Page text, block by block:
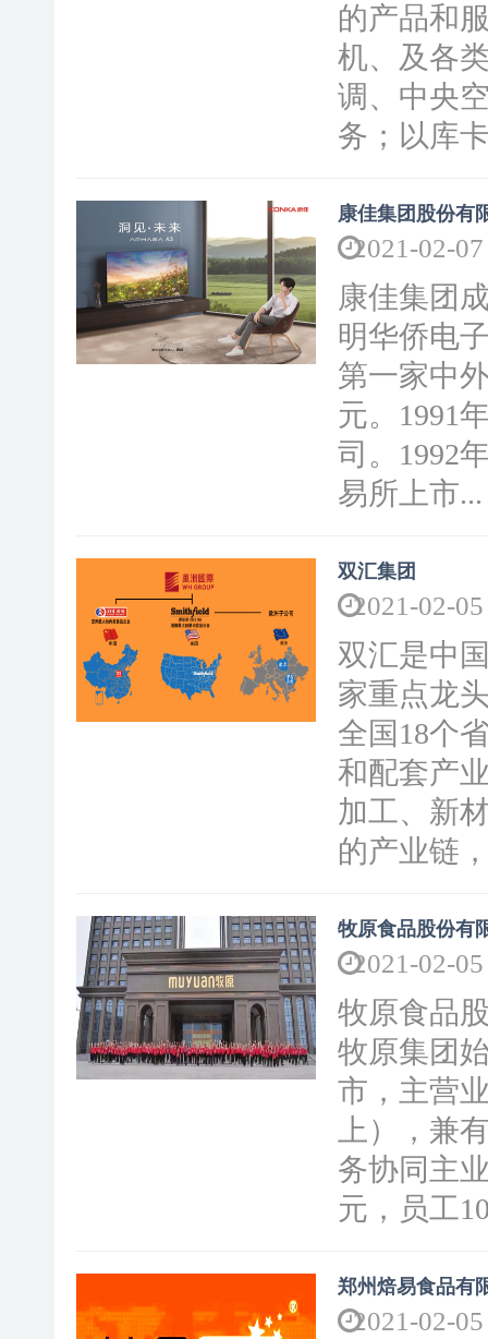
的产品和
机、及各
调、中央
务；以库
康佳集团股份有
2021-02-07
康佳集团
明华侨电
第一家中
元。1991
司。1992
易所上市...
双汇集团
2021-02-05
双汇是中
家重点龙
全国18个
和配套产
加工、新
的产业链
牧原食品股份有
2021-02-05
牧原食品
牧原集团
市，主营
上），兼
务协同主
元，员工
郑州焙易食品有
2021-02-05